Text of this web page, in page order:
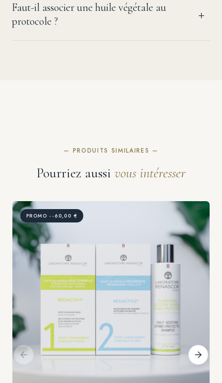
Faut-il associer une huile végétale au
protocole ?
— PRODUITS SIMILAIRES —
Pourriez aussi vous intéresser
PROMO --60,00 €